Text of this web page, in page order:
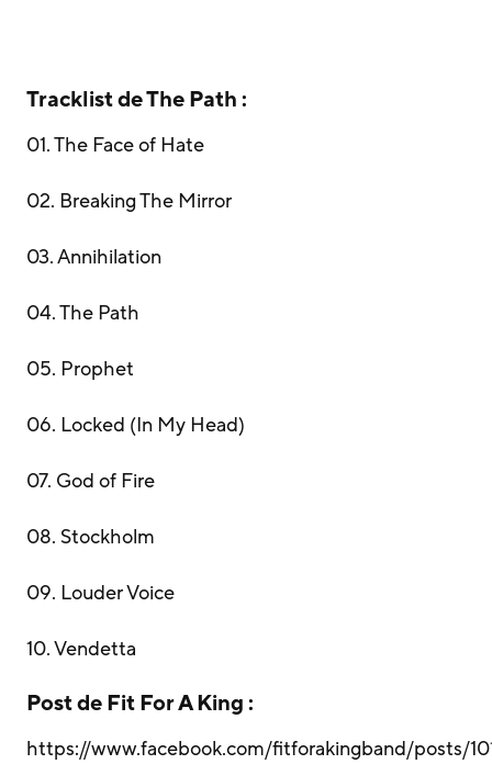
Tracklist de The Path :
01. The Face of Hate
02. Breaking The Mirror
03. Annihilation
04. The Path
05. Prophet
06. Locked (In My Head)
07. God of Fire
08. Stockholm
09. Louder Voice
10. Vendetta
Post de Fit For A King :
https://www.facebook.com/fitforakingband/posts/